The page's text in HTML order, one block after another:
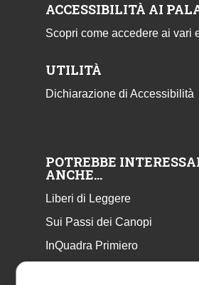
ACCESSIBILITÀ AI
Scopri come accedere ai vari
UTILITÀ
Dichiarazione di Accessibilità
POTREBBE
ANCHE…
Liberi di Leggere
Sui Passi dei Canopi
InQuadra Primiero